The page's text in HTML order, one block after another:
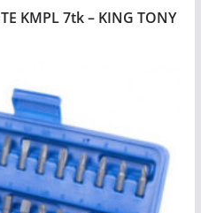
KMPL 7tk – KING TONY